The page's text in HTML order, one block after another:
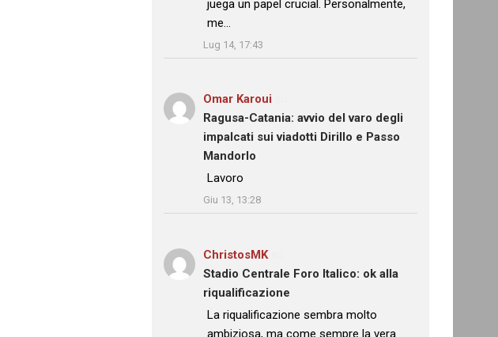
juega un papel crucial. Personalmente,
me…
Lug 14, 17:43
Omar Karoui
Ragusa-Catania: avvio del varo degli
impalcati sui viadotti Dirillo e Passo
Mandorlo
: “Lavoro
Giu 13, 13:28
ChristosMKsu
Stadio Centrale Foro Italico: ok alla
riqualificazione
: “La riqualificazione sembra molto
ambiziosa, ma come sempre la vera